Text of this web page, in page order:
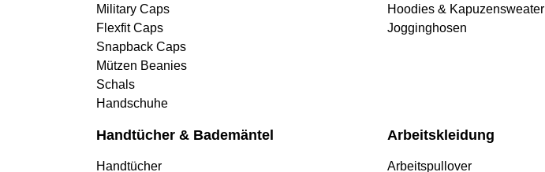
Military Caps
Flexfit Caps
Snapback Caps
Mützen Beanies
Schals
Handschuhe
Hoodies & Kapuzensweater
Jogginghosen
Handtücher & Bademäntel
Handtücher
Arbeitskleidung
Arbeitspullover